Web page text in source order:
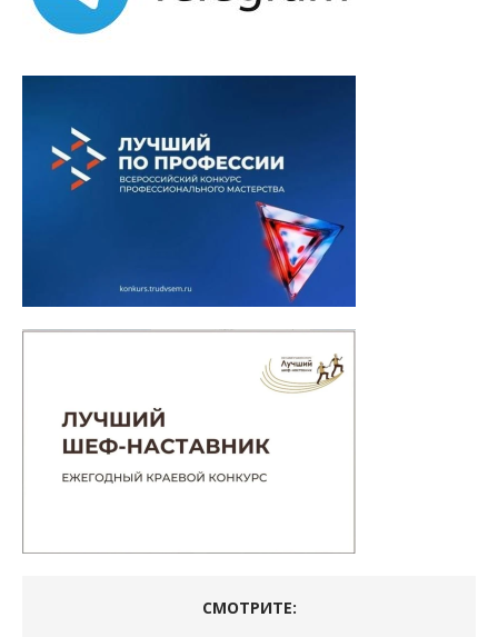
СМОТРИТЕ: